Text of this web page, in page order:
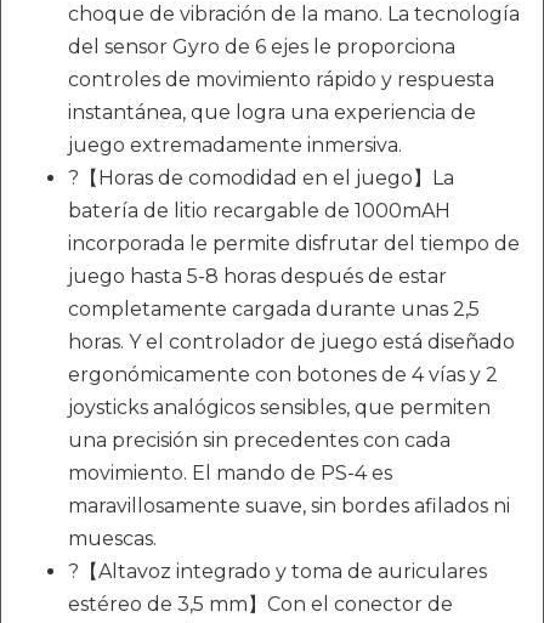
choque de vibración de la mano. La tecnología
del sensor Gyro de 6 ejes le proporciona
controles de movimiento rápido y respuesta
instantánea, que logra una experiencia de
juego extremadamente inmersiva.
?【Horas de comodidad en el juego】La
batería de litio recargable de 1000mAH
incorporada le permite disfrutar del tiempo de
juego hasta 5-8 horas después de estar
completamente cargada durante unas 2,5
horas. Y el controlador de juego está diseñado
ergonómicamente con botones de 4 vías y 2
joysticks analógicos sensibles, que permiten
una precisión sin precedentes con cada
movimiento. El mando de PS-4 es
maravillosamente suave, sin bordes afilados ni
muescas.
?【Altavoz integrado y toma de auriculares
estéreo de 3,5 mm】Con el conector de